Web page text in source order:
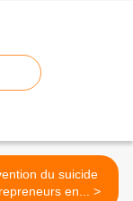
du suicide
des entrepreneurs en... >